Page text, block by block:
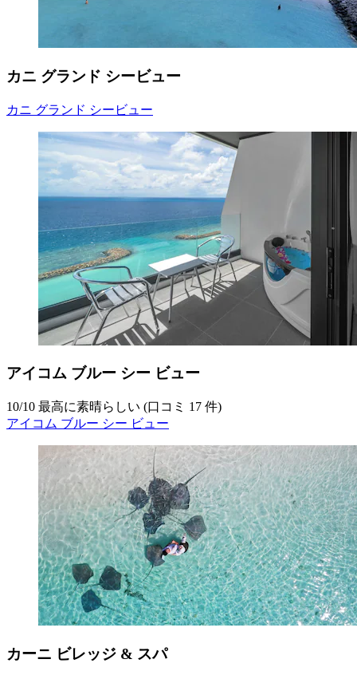
カニ グランド シービュー
カニ グランド シービュー
アイコム ブルー シー ビュー
10/10 最高に素晴らしい (口コミ 17 件)
アイコム ブルー シー ビュー
カーニ ビレッジ & スパ